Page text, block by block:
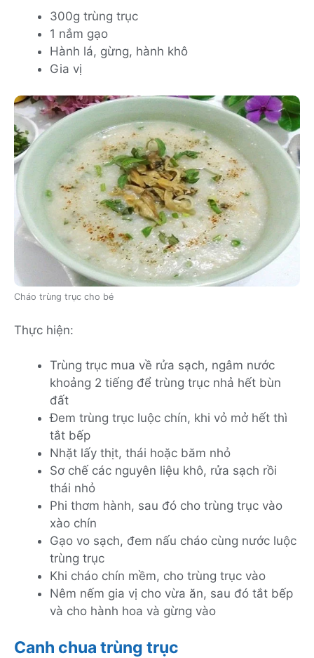
300g trùng trục
1 nắm gạo
Hành lá, gừng, hành khô
Gia vị
Cháo trùng trục cho bé
Thực hiện:
Trùng trục mua về rửa sạch, ngâm nước
khoảng 2 tiếng để trùng trục nhả hết bùn
đất
Đem trùng trục luộc chín, khi vỏ mở hết thì
tắt bếp
Nhặt lấy thịt, thái hoặc băm nhỏ
Sơ chế các nguyên liệu khô, rửa sạch rồi
thái nhỏ
Phi thơm hành, sau đó cho trùng trục vào
xào chín
Gạo vo sạch, đem nấu cháo cùng nước luộc
trùng trục
Khi cháo chín mềm, cho trùng trục vào
Nêm nếm gia vị cho vừa ăn, sau đó tắt bếp
và cho hành hoa và gừng vào
Canh chua trùng trục